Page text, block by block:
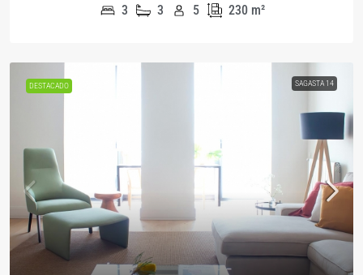
3 3 5 230 m²
DESTACADO SAGASTA 14